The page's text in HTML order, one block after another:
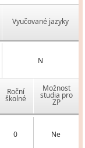
Vyučované jazyky
N
Roční
školné
Možnost
studia pro
ZP
0 Ne